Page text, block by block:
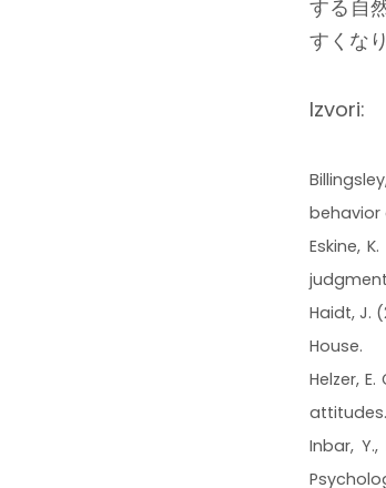
する自
すくな
Izvori:
behavior
Eskine,
Haidt, J.
House.
Helzer,
Inbar,